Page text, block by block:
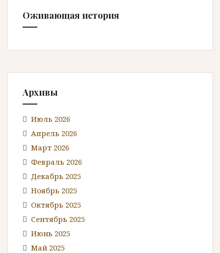
Оживающая история
Архивы
Июль 2026
Апрель 2026
Март 2026
Февраль 2026
Декабрь 2025
Ноябрь 2025
Октябрь 2025
Сентябрь 2025
Июнь 2025
Май 2025